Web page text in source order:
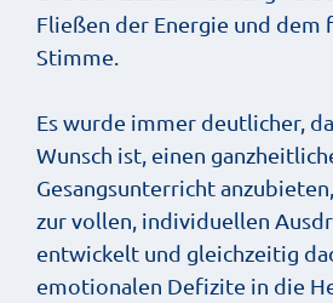
Fließen der Energie und dem
Stimme.
Es wurde immer deutlicher,
Wunsch ist, einen
Gesangsunterricht
zur vollen, individuellen
entwickelt und gleichzeitig
emotionalen Defizite in die